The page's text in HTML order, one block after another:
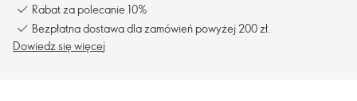
Rabat za polecanie 10%
Bezpłatna dostawa dla zamówień powyżej 200 zł.
Dowiedz się więcej